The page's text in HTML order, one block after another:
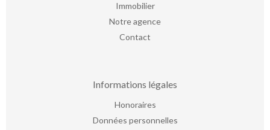
Immobilier
Notre agence
Contact
Informations légales
Honoraires
Données personnelles